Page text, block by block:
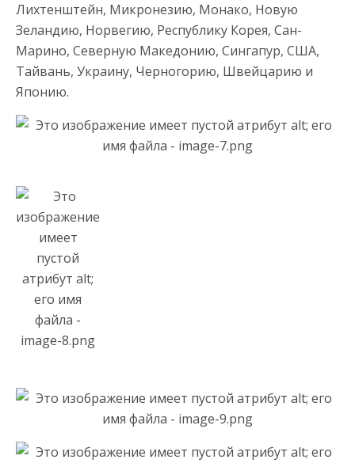
Лихтенштейн, Микронезию, Монако, Новую
Зеландию, Норвегию, Республику Корея, Сан-
Марино, Северную Македонию, Сингапур, США,
Тайвань, Украину, Черногорию, Швейцарию и
Японию.